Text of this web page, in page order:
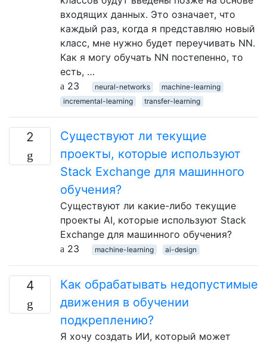
входящих данных. Это означает, что
каждый раз, когда я представляю новый
класс, мне нужно будет переучивать NN.
Как я могу обучать NN постепенно, то
есть, …
23
neural-networks
machine-learning
incremental-learning
transfer-learning
2
Существуют ли текущие
проекты, которые используют
Stack Exchange для машинного
обучения?
Существуют ли какие-либо текущие
проекты AI, которые используют Stack
Exchange для машинного обучения?
23
machine-learning ai-design
4
Как обрабатывать недопустимые
движения в обучении
подкреплению?
Я хочу создать ИИ, который может